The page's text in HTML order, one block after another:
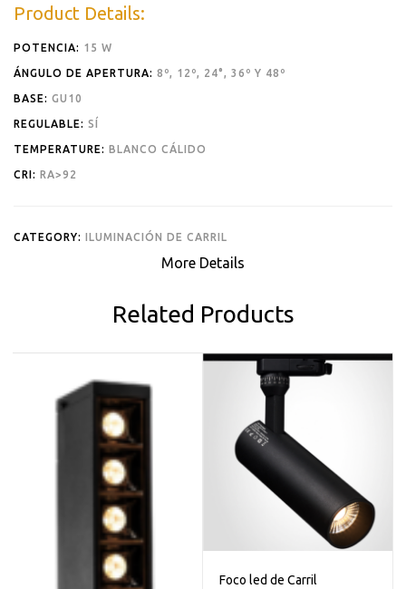
Product Details:
POTENCIA: 15 W
ÁNGULO DE APERTURA: 8º, 12º, 24°, 36º Y 48º
BASE: GU10
REGULABLE: SÍ
TEMPERATURE: BLANCO CÁLIDO
CRI: RA>92
CATEGORY: ILUMINACIÓN DE CARRIL
More Details
Related Products
Foco led de Carril